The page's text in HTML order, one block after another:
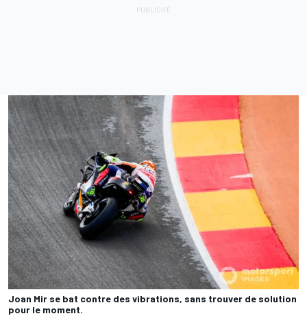
Joan Mir se bat contre des vibrations, sans trouver de solution
pour le moment.